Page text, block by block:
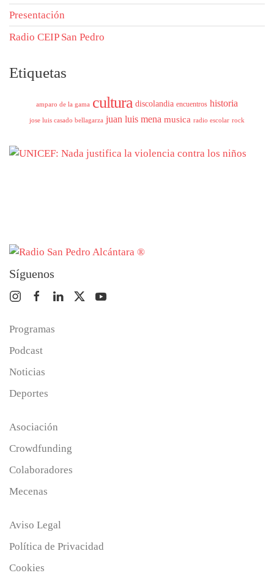
Presentación
Radio CEIP San Pedro
Etiquetas
amparo de la gama cultura discolandia encuentros historia
jose luis casado bellagarza juan luis mena musica radio escolar rock
Síguenos
Programas
Podcast
Noticias
Deportes
Asociación
Crowdfunding
Colaboradores
Mecenas
Aviso Legal
Política de Privacidad
Cookies